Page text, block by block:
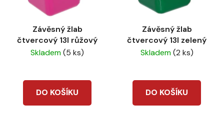
Závěsný žlab
čtvercový 13l růžový
Skladem(5 ks)
DO KOŠÍKU
Závěsný žlab
čtvercový 13l zelený
Skladem(2 ks)
DO KOŠÍKU